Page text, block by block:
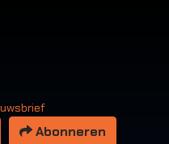
Abonneren